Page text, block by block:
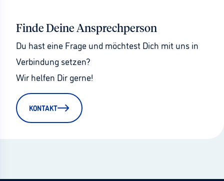
Finde Deine Ansprechperson
Du hast eine Frage und möchtest Dich mit uns in
Verbindung setzen?
Wir helfen Dir gerne!
KONTAKT